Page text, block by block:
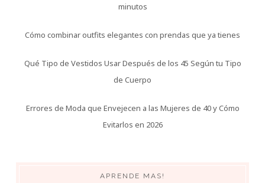
minutos
Cómo combinar outfits elegantes con prendas que ya tienes
Qué Tipo de Vestidos Usar Después de los 45 Según tu Tipo
de Cuerpo
Errores de Moda que Envejecen a las Mujeres de 40 y Cómo
Evitarlos en 2026
APRENDE MAS!